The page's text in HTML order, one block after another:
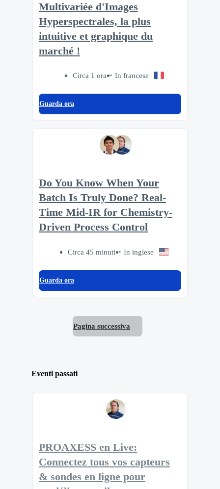
Multivariée d'Images
Hyperspectrales, la plus
intuitive et graphique du
marché !
Circa 1 ora In francese
Guarda ora
Do You Know When Your
Batch Is Truly Done? Real-
Time Mid-IR for Chemistry-
Driven Process Control
Circa 45 minuti In inglese
Guarda ora
Pagina successiva
Eventi passati
PROAXESS en Live:
Connectez tous vos capteurs
& sondes en ligne pour